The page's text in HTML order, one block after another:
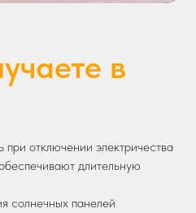
в
отключении электричества
длительную
солнечных панелей